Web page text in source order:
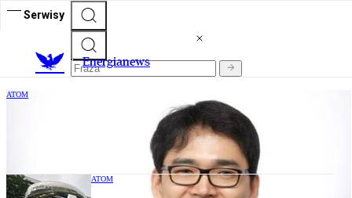
Serwisy
Energianews
ATOM
Seung Yeol Lim, wiceprezes KHNP:
Polski rząd analizuje naszą ofertę
ATOM